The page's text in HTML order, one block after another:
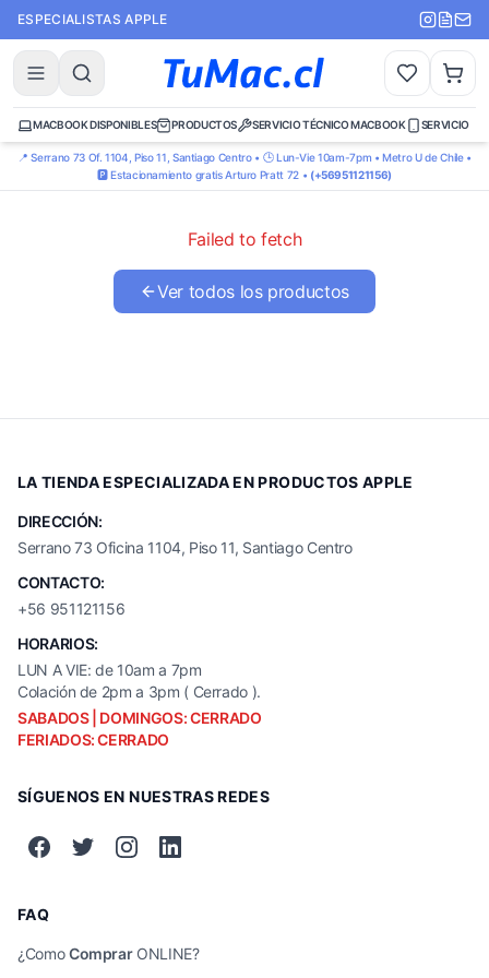
ESPECIALISTAS APPLE
MACBOOK DISPONIBLES PRODUCTOS SERVICIO TÉCNICO MACBOOK SERVICIO
📍 Serrano 73 Of. 1104, Piso 11, Santiago Centro • 🕒 Lun-Vie 10am-7pm • Metro U de Chile •
🅿️ Estacionamiento gratis Arturo Pratt 72 • (+56951121156)
Failed to fetch
Ver todos los productos
LA TIENDA ESPECIALIZADA EN PRODUCTOS APPLE
DIRECCIÓN:
Serrano 73 Oficina 1104, Piso 11, Santiago Centro
CONTACTO:
+56 951121156
HORARIOS:
LUN A VIE: de 10am a 7pm
Colación de 2pm a 3pm ( Cerrado ).
SABADOS | DOMINGOS: CERRADO
FERIADOS: CERRADO
SÍGUENOS EN NUESTRAS REDES
FAQ
¿ComoComprarONLINE?